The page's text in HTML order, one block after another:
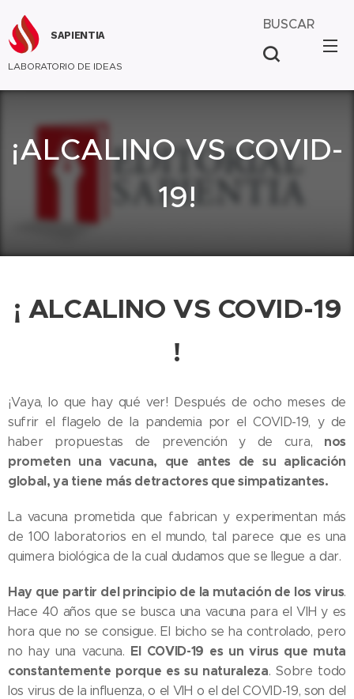
SAPIENTIA
LABORATORIO DE IDEAS
BUSCAR
¡ALCALINO VS COVID-
19!
¡ ALCALINO VS COVID-19
!
¡Vaya, lo que hay qué ver! Después de ocho meses de
sufrir el flagelo de la pandemia por el COVID-19, y de
haber propuestas de prevención y de cura, nos
prometen una vacuna, que antes de su aplicación
global, ya tiene más detractores que simpatizantes.
La vacuna prometida que fabrican y experimentan más
de 100 laboratorios en el mundo, tal parece que es una
quimera biológica de la cual dudamos que se llegue a dar.
Hay que partir del principio de la mutación de los virus.
Hace 40 años que se busca una vacuna para el VIH y es
hora que no se consigue. El bicho se ha controlado, pero
no hay una vacuna. El COVID-19 es un virus que muta
constantemente porque es su naturaleza. Sobre todo
los virus de la influenza, o el VIH o el del COVID-19, son del